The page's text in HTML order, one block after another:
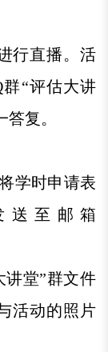
行直播。活
“评估大讲
复。
学时申请表
送至邮箱
讲堂”群文件
活动的照片